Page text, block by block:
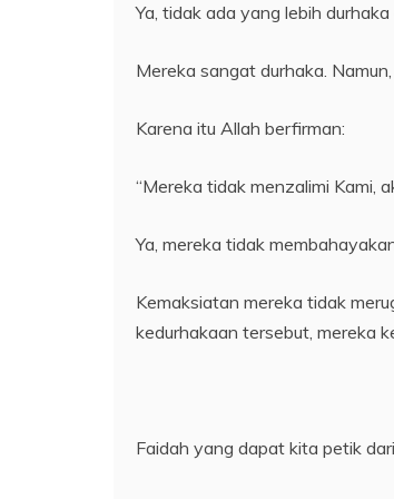
Ya, tidak ada yang lebih
Mereka sangat durhaka.
Karena itu Allah berfirman:
“Mereka tidak menzalimi Kami,
Ya, mereka tidak
Kemaksiatan mereka tidak
kedurhakaan tersebut, mereka
Faidah yang dapat kita petik